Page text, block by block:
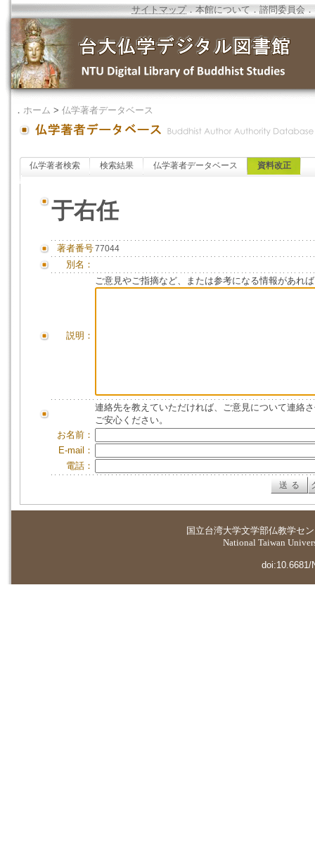
サイトマップ．本館について ．諮問委員会 ．
． ホーム > 仏学著者データベース
仏学著者検索 検索結果 仏学著者データベース 資料改正
于右任
著者番号77044
別名：
説明：
ご意見やご指摘など、または参考になる情報があれ
連絡先を教えていただければ、ご意見について連絡
ご安心ください。
お名前：
E-mail：
電話：
国立台湾大学文学部仏教学セ
National Taiwan
doi:10.6681/